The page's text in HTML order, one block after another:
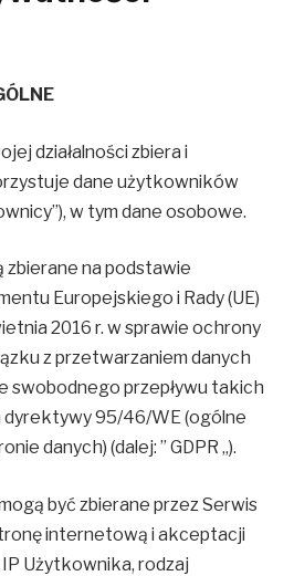
działalności zbiera i
dane użytkowników
w tym dane osobowe.
zbierane na podstawie
Europejskiego i Rady (UE)
2016 r. w sprawie ochrony
z przetwarzaniem danych
swobodnego przepływu takich
dyrektywy 95/46/WE (ogólne
danych) (dalej: ” GDPR „).
być zbierane przez Serwis
internetową i akceptacji
Użytkownika, rodzaj